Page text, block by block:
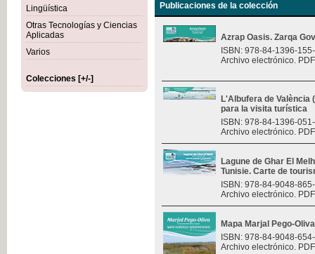
Lingüística
Otras Tecnologías y Ciencias
Aplicadas
Varios
Colecciones [+/-]
Publicaciones de la colección
Azrap Oasis. Zarqa
ISBN: 978-84-1396-
Archivo electrónico.
L'Albufera de València
para la visita turística
ISBN: 978-84-1396-
Archivo electrónico.
Lagune de Ghar El
Tunisie. Carte de
ISBN: 978-84-9048-
Archivo electrónico.
Mapa Marjal Pego-Oliva
ISBN: 978-84-9048-
Archivo electrónico.